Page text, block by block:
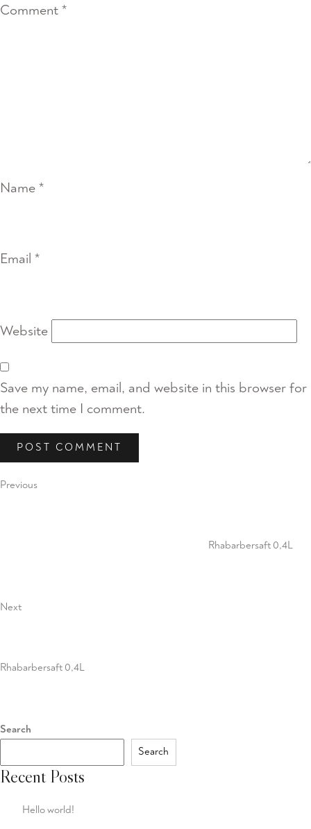
Comment *
Name *
Email *
Website
Save my name, email, and website in this browser for
the next time I comment.
Post
Previous
Previous
Rhabarbersaft 0,4L
Next
Next
Rhabarbersaft 0,4L
Search
Search
Recent Posts
Hello world!